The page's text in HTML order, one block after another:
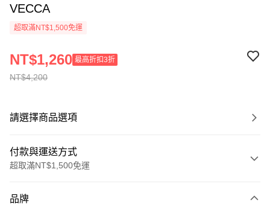
VECCA
超取滿NT$1,500免運
NT$4,200
NT$1,260 最高折扣3折
請選擇商品選項
付款與運送方式
超取滿NT$1,500免運
信用卡一次付款
品牌